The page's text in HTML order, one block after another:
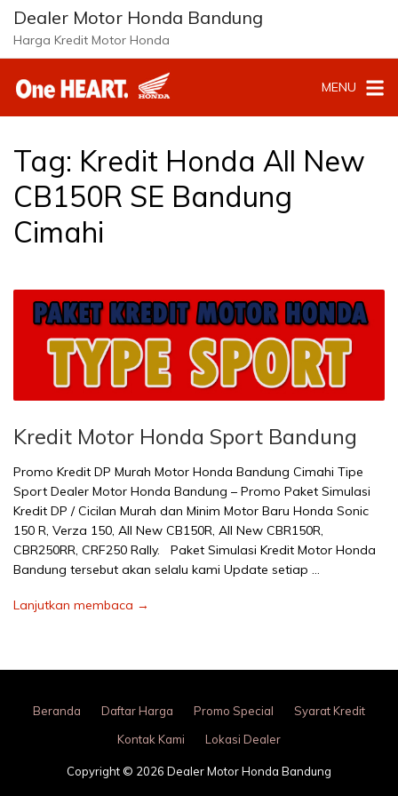
Langsung
konten
Dealer Motor Honda Bandung
Harga Kredit Motor Honda
MENU
Tag: Kredit Honda All New
CB150R SE Bandung
Cimahi
Kredit Motor Honda Sport Bandung
Promo Kredit DP Murah Motor Honda Bandung Cimahi Tipe
Sport Dealer Motor Honda Bandung – Promo Paket Simulasi
Kredit DP / Cicilan Murah dan Minim Motor Baru Honda Sonic
150 R, Verza 150, All New CB150R, All New CBR150R,
CBR250RR, CRF250 Rally. Paket Simulasi Kredit Motor Honda
Bandung tersebut akan selalu kami Update setiap …
Lanjutkan membaca →
Beranda Daftar Harga Promo Special
Syarat Kredit
Kontak Kami
Lokasi Dealer
Copyright © 2026 Dealer Motor Honda Bandung